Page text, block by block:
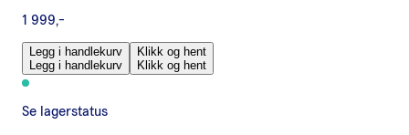
1 999,-
Legg i handlekurv
Legg i handlekurv
Klikk og hent
Klikk og hent
Se lagerstatus